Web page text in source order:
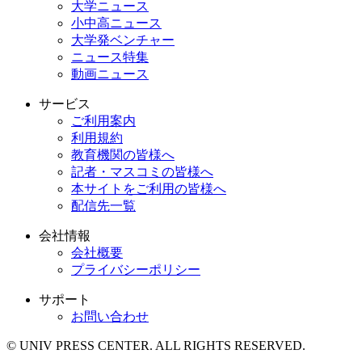
大学ニュース
小中高ニュース
大学発ベンチャー
ニュース特集
動画ニュース
サービス
ご利用案内
利用規約
教育機関の皆様へ
記者・マスコミの皆様へ
本サイトをご利用の皆様へ
配信先一覧
会社情報
会社概要
プライバシーポリシー
サポート
お問い合わせ
© UNIV PRESS CENTER. ALL RIGHTS RESERVED.